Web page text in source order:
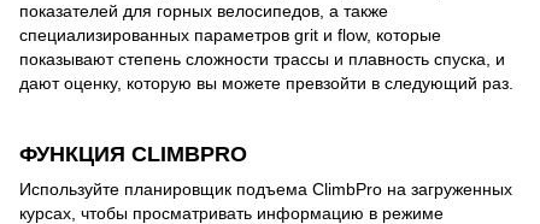
показателей для горных велосипедов, а также
специализированных параметров grit и flow, которые
показывают степень сложности трассы и плавность спуска, и
дают оценку, которую вы можете превзойти в следующий раз.
ФУНКЦИЯ CLIMBPRO
Используйте планировщик подъема ClimbPro на загруженных
курсах, чтобы просматривать информацию в режиме